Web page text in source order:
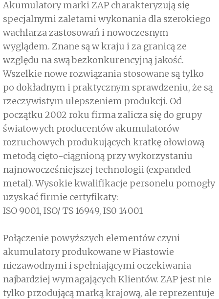
Akumulatory marki ZAP charakteryzują się
specjalnymi zaletami wykonania dla szerokiego
wachlarza zastosowań i nowoczesnym
wyglądem. Znane są w kraju i za granicą ze
względu na swą bezkonkurencyjną jakość.
Wszelkie nowe rozwiązania stosowane są tylko
po dokładnym i praktycznym sprawdzeniu, że są
rzeczywistym ulepszeniem produkcji. Od
początku 2002 roku firma zalicza się do grupy
światowych producentów akumulatorów
rozruchowych produkujących kratkę ołowiową
metodą cięto-ciągnioną przy wykorzystaniu
najnowocześniejszej technologii (expanded
metal). Wysokie kwalifikacje personelu pomogły
uzyskać firmie certyfikaty:
ISO 9001, ISO/ TS 16949, IS0 14001
Połączenie powyższych elementów czyni
akumulatory produkowane w Piastowie
niezawodnymi i spełniającymi oczekiwania
najbardziej wymagających Klientów. ZAP jest nie
tylko przodującą marką krajową, ale reprezentuje